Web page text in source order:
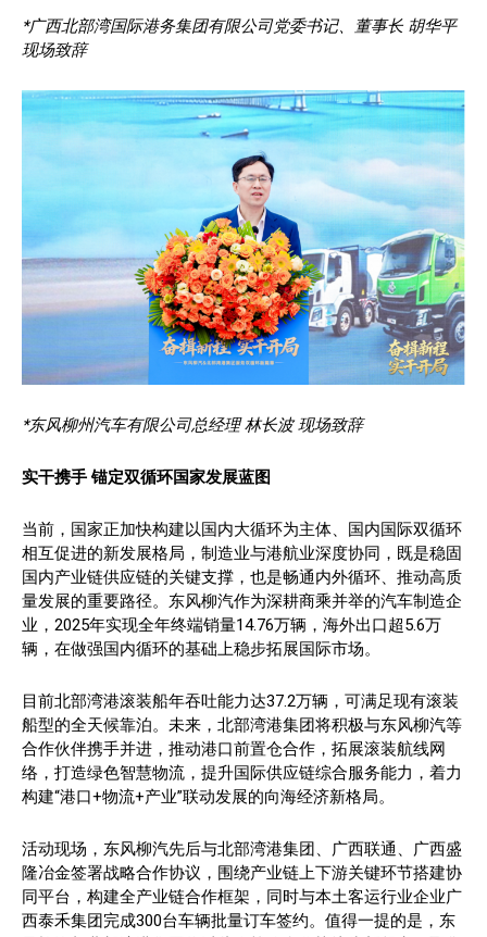
*广西北部湾国际港务集团有限公司党委书记、董事长 胡华平
现场致辞
*东风柳州汽车有限公司总经理 林长波 现场致辞
实干携手 锚定双循环国家发展蓝图
当前，国家正加快构建以国内大循环为主体、国内国际双循环
相互促进的新发展格局，制造业与港航业深度协同，既是稳固
国内产业链供应链的关键支撑，也是畅通内外循环、推动高质
量发展的重要路径。东风柳汽作为深耕商乘并举的汽车制造企
业，2025年实现全年终端销量14.76万辆，海外出口超5.6万
辆，在做强国内循环的基础上稳步拓展国际市场。
目前北部湾港滚装船年吞吐能力达37.2万辆，可满足现有滚装
船型的全天候靠泊。未来，北部湾港集团将积极与东风柳汽等
合作伙伴携手并进，推动港口前置仓合作，拓展滚装航线网
络，打造绿色智慧物流，提升国际供应链综合服务能力，着力
构建“港口+物流+产业”联动发展的向海经济新格局。
活动现场，东风柳汽先后与北部湾港集团、广西联通、广西盛
隆冶金签署战略合作协议，围绕产业链上下游关键环节搭建协
同平台，构建全产业链合作框架，同时与本土客运行业企业广
西泰禾集团完成300台车辆批量订车签约。值得一提的是，东